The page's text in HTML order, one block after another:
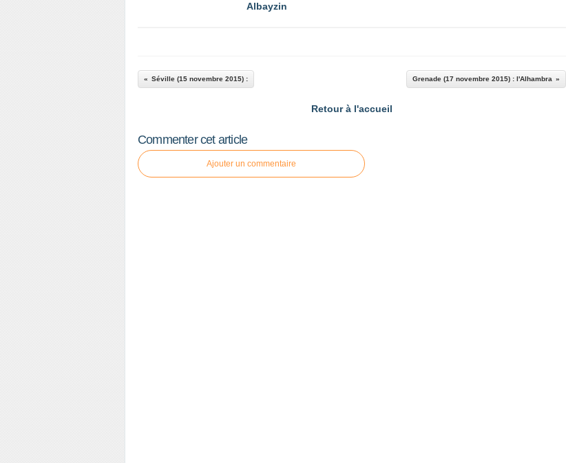
Albayzin
Séville (15 novembre 2015) : Grenade (17 novembre 2015) : l'Alhambra
Retour à l'accueil
Commenter cet article
Ajouter un commentaire